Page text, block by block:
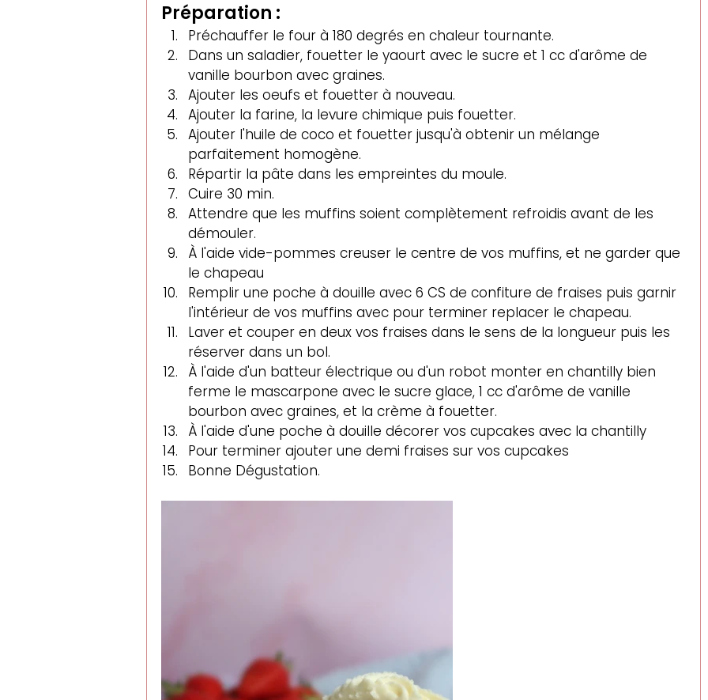
Préparation :
Préchauffer le four à 180 degrés en chaleur tournante.
Dans un saladier, fouetter le yaourt avec le sucre et 1 cc d'arôme de
vanille bourbon avec graines.
Ajouter les oeufs et fouetter à nouveau.
Ajouter la farine, la levure chimique puis fouetter.
Ajouter l'huile de coco et fouetter jusqu'à obtenir un mélange
parfaitement homogène.
Répartir la pâte dans les empreintes du moule.
Cuire 30 min.
Attendre que les muffins soient complètement refroidis avant de les
démouler.
À l'aide vide-pommes creuser le centre de vos muffins, et ne garder que
le chapeau
Remplir une poche à douille avec 6 CS de confiture de fraises puis garnir
l'intérieur de vos muffins avec pour terminer replacer le chapeau.
Laver et couper en deux vos fraises dans le sens de la longueur puis les
réserver dans un bol.
À l'aide d'un batteur électrique ou d'un robot monter en chantilly bien
ferme le mascarpone avec le sucre glace, 1 cc d'arôme de vanille
bourbon avec graines, et la crème à fouetter.
À l'aide d'une poche à douille décorer vos cupcakes avec la chantilly
Pour terminer ajouter une demi fraises sur vos cupcakes
Bonne Dégustation.